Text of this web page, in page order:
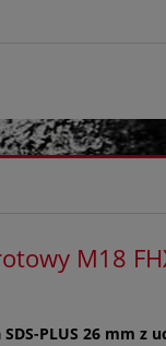
M18
PLUS 26 mm z